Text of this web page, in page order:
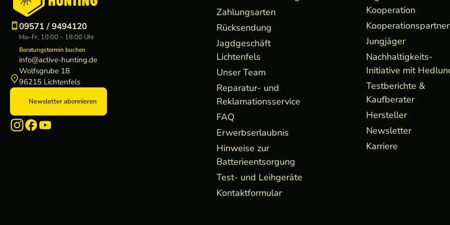
09571 / 9494120
Mo–Fr, 10:00 – 18:00 Uhr
Beratungstermin buchen
info@active-hunting.de
Wolfsgrube 18
96215 Lichtenfels
Newsletter abonnieren
Zahlungsarten
Rücksendung
Jagdgeschäft
Lichtenfels
Unser Team
Reparatur- und
Reklamationsservice
FAQ
Erwerbserlaubnis
Hinweise zur
Batterieentsorgung
Test- und Leihgeräte
Kontaktformular
Kooperation
Kooperationspartner
Jungjäger
Nachhaltigkeits-
Initiative mit
Testberichte &
Kaufberater
Hersteller
Newsletter
Karriere